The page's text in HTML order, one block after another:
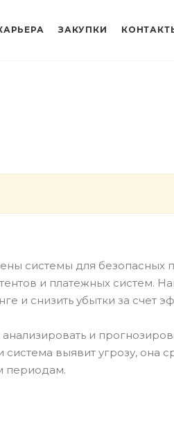
ЗАКУПКИ
системы для безопасных
и платежных систем.
и снизить убытки за счет
и
система выявит угрозу, она
периодам.